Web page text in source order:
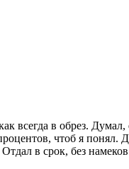
всегда в обрез.
чтоб я
в срок, без